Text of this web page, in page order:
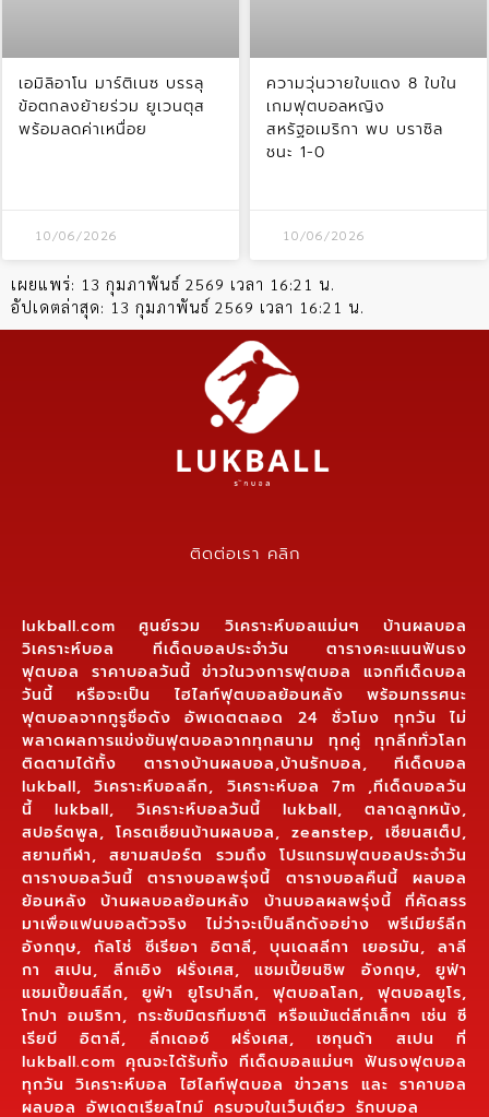
เอมิลิอาโน มาร์ติเนซ บรรลุ
ข้อตกลงย้ายร่วม ยูเวนตุส
พร้อมลดค่าเหนื่อย
10/06/2026
ความวุ่นวายใบแดง 8 ใบใน
เกมฟุตบอลหญิง
สหรัฐอเมริกา พบ บราซิล
ชนะ 1-0
10/06/2026
เผยแพร่: 13 กุมภาพันธ์ 2569 เวลา 16:21 น.
อัปเดตล่าสุด: 13 กุมภาพันธ์ 2569 เวลา 16:21 น.
ติดต่อเรา คลิก
lukball.com ศูนย์รวม วิเคราะห์บอลแม่นๆ บ้านผลบอล
วิเคราะห์บอล ทีเด็ดบอลประจำวัน ตารางคะแนนฟันธง
ฟุตบอล ราคาบอลวันนี้ ข่าวในวงการฟุตบอล แจกทีเด็ดบอล
วันนี้ หรือจะเป็น ไฮไลท์ฟุตบอลย้อนหลัง พร้อมทรรศนะ
ฟุตบอลจากกูรูชื่อดัง อัพเดตตลอด 24 ชั่วโมง ทุกวัน ไม่
พลาดผลการแข่งขันฟุตบอลจากทุกสนาม ทุกคู่ ทุกลีกทั่วโลก
ติดตามได้ทั้ง ตารางบ้านผลบอล,บ้านรักบอล, ทีเด็ดบอล
lukball, วิเคราะห์บอลลีก, วิเคราะห์บอล 7m ,ทีเด็ดบอลวัน
นี้ lukball, วิเคราะห์บอลวันนี้ lukball, ตลาดลูกหนัง,
สปอร์ตพูล, โครตเซียนบ้านผลบอล, zeanstep, เซียนสเต็ป,
สยามกีฬา, สยามสปอร์ต รวมถึง โปรแกรมฟุตบอลประจำวัน
ตารางบอลวันนี้ ตารางบอลพรุ่งนี้ ตารางบอลคืนนี้ ผลบอล
ย้อนหลัง บ้านผลบอลย้อนหลัง บ้านบอลผลพรุ่งนี้ ที่คัดสรร
มาเพื่อแฟนบอลตัวจริง ไม่ว่าจะเป็นลีกดังอย่าง พรีเมียร์ลีก
อังกฤษ, กัลโช่ ซีเรียอา อิตาลี, บุนเดสลีกา เยอรมัน, ลาลี
กา สเปน, ลีกเอิง ฝรั่งเศส, แชมเปี้ยนชิพ อังกฤษ, ยูฟ่า
แชมเปี้ยนส์ลีก, ยูฟ่า ยูโรปาลีก, ฟุตบอลโลก, ฟุตบอลยูโร,
โกปา อเมริกา, กระชับมิตรทีมชาติ หรือแม้แต่ลีกเล็กๆ เช่น ซี
เรียบี อิตาลี, ลีกเดอซ์ ฝรั่งเศส, เซกุนด้า สเปน ที่
lukball.com คุณจะได้รับทั้ง ทีเด็ดบอลแม่นๆ ฟันธงฟุตบอล
ทุกวัน วิเคราะห์บอล ไฮไลท์ฟุตบอล ข่าวสาร และ ราคาบอล
ผลบอล อัพเดตเรียลไทม์ ครบจบในเว็บเดียว รักบบอล